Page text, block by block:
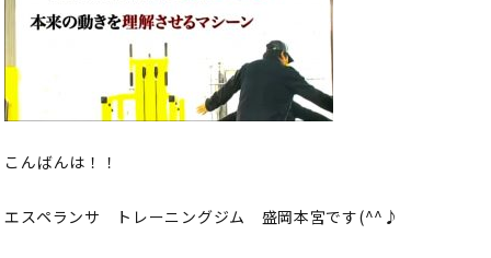
こんばんは！！
エスペランサ トレーニングジム 盛岡本宮です(^^♪